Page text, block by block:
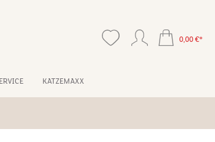
0,00 €*
KATZEMAXX